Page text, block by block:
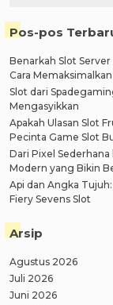
Pos-pos
Benarkah Slot
Cara
Slot dari
Mengasyikkan
Apakah Ulasan Slot
Pecinta Game Slot
Dari Pixel
Modern yang Bikin
Api dan Angka
Fiery Sevens Slot
Arsip
Agustus 2026
Juli 2026
Juni 2026